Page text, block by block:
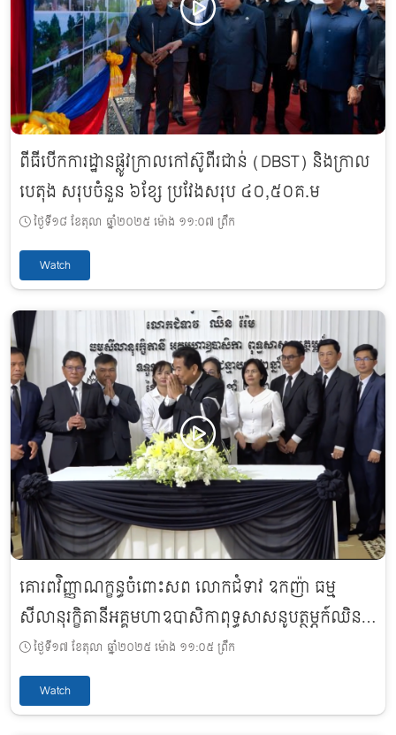
ពីធីបើកការដ្ឋានផ្លូវក្រាលកៅស៊ូពីរជាន់ (DBST) និងក្រាល
បេតុង សរុបចំនួន ៦ខ្សែ ប្រវែងសរុប ៤០,៥០គ.ម
ថ្ងៃទី១៨ ខែតុលា ឆ្នាំ២០២៥ ម៉ោង ១១:០៧ ព្រឹក
Watch
គោរពវិញ្ញាណក្ខន្ធចំពោះសព លោកជំទាវ ឧកញ៉ា ធម្ម
សីលានុរក្ខិតានីអគ្គមហាឧបាសិកាពុទ្ធសាសនូបត្ថម្ភក៍ឈិន
រ៉ែមថ្ងៃទី១៧ ខែតុលា ឆ្នាំ២០២៥ ម៉ោង ១១:០៥ ព្រឹក
Watch